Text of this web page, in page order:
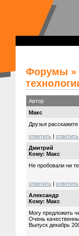
Форумы »
Автор
Mакс
Друзья
ответить |
Дмитрий
Кому: Mакс
Не пробовали ни
ответить |
Александр
Кому: Mакс
Могу предложить
Очень
Выпуск декабрь